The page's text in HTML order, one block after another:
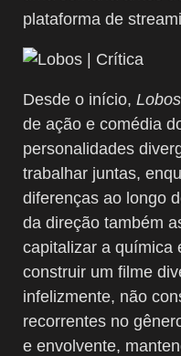
plataforma de
Desde o início, Lobos
de ação e comédia
personalidades
trabalhar juntas,
diferenças ao longo
da direção também
capitalizar a química
construir um filme
infelizmente, não
recorrentes no
e envolvente,